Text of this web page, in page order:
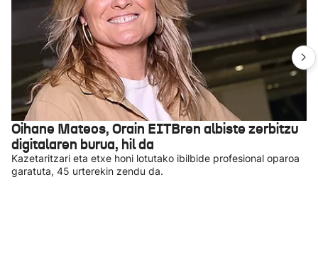
Oihane Mateos, Orain EITBren albiste zerbitzu
digitalaren burua, hil da
Kazetaritzari eta etxe honi lotutako ibilbide profesional oparoa
garatuta, 45 urterekin zendu da.